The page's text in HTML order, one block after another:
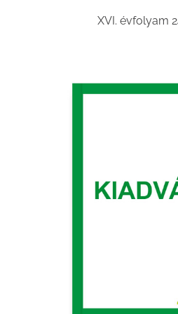
XVI. évfolyam